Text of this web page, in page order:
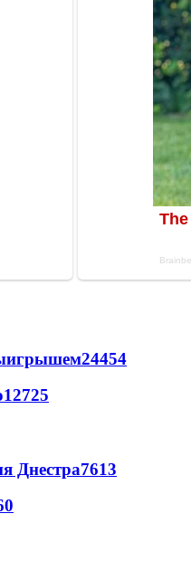
24454
12725
Днестра7613